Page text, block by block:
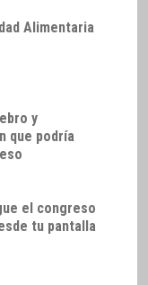
Alimentaria
y
que podría
el congreso
tu pantalla